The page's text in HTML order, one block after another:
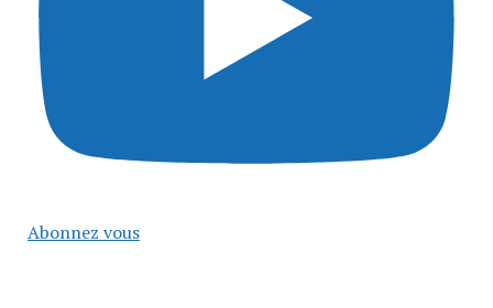
Abonnez vous